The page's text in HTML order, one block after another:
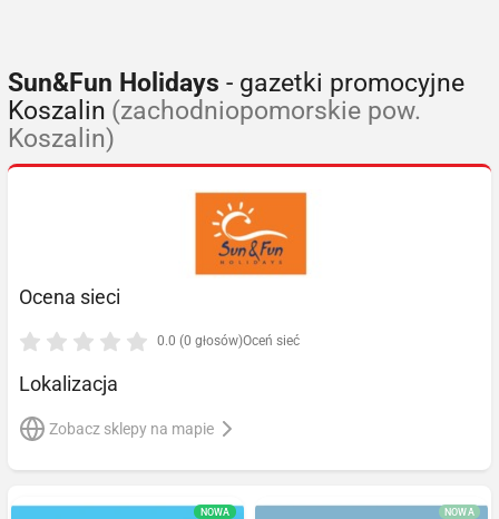
Sun&Fun Holidays - gazetki promocyjne
Koszalin (zachodniopomorskie pow.
Koszalin)
Ocena sieci
0.0 (0 głosów)Oceń sieć
Lokalizacja
Zobacz sklepy na mapie
NOWA NOWA